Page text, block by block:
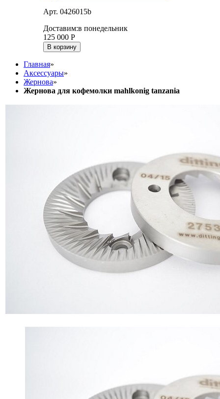
Арт. 0426015b
Доставим:в понедельник
125 000 Р
В корзину
Главная»
Аксессуары»
Жернова»
Жернова для кофемолки mahlkonig tanzania